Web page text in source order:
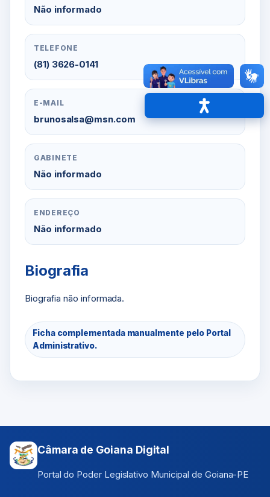
Não informado
TELEFONE
(81) 3626-0141
E-MAIL
brunosalsa@msn.com
GABINETE
Não informado
ENDEREÇO
Não informado
Biografia
Biografia não informada.
Ficha complementada manualmente pelo Portal
Administrativo.
Câmara de Goiana Digital
Portal do Poder Legislativo Municipal de Goiana-PE
Acessibilidade